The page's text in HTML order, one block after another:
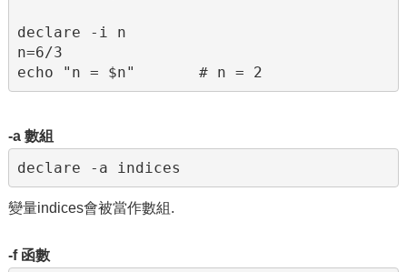
declare -i n
n=6/3
echo "n = $n"       # n = 2
-a 數組
declare -a indices
變量indices會被當作數組.
-f 函數